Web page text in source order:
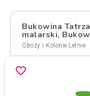
Bukowina
malarski,
Obozy i Kolonie Letnie